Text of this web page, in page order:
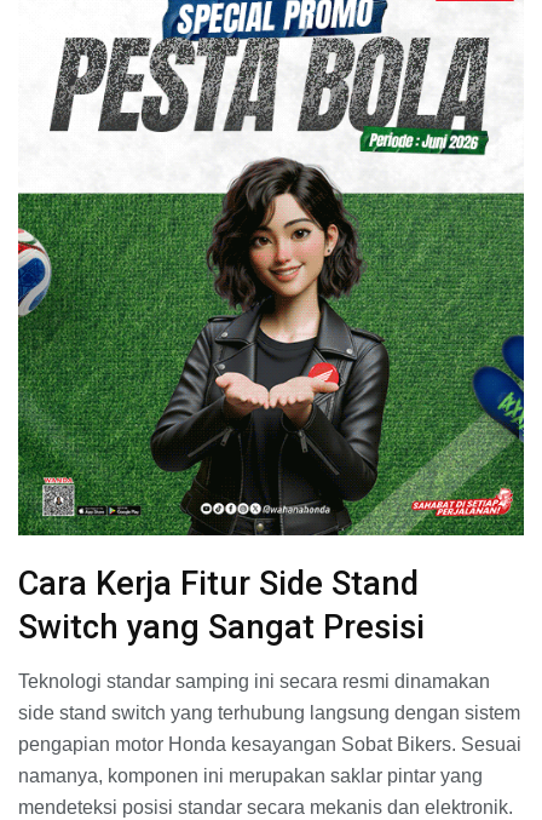
Cara Kerja Fitur Side Stand
Switch yang Sangat Presisi
Teknologi standar samping ini secara resmi dinamakan
side stand switch yang terhubung langsung dengan sistem
pengapian motor Honda kesayangan Sobat Bikers. Sesuai
namanya, komponen ini merupakan saklar pintar yang
mendeteksi posisi standar secara mekanis dan elektronik.